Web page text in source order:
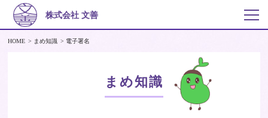
株式会社 文善
HOME まめ知識 電子署名
まめ知識